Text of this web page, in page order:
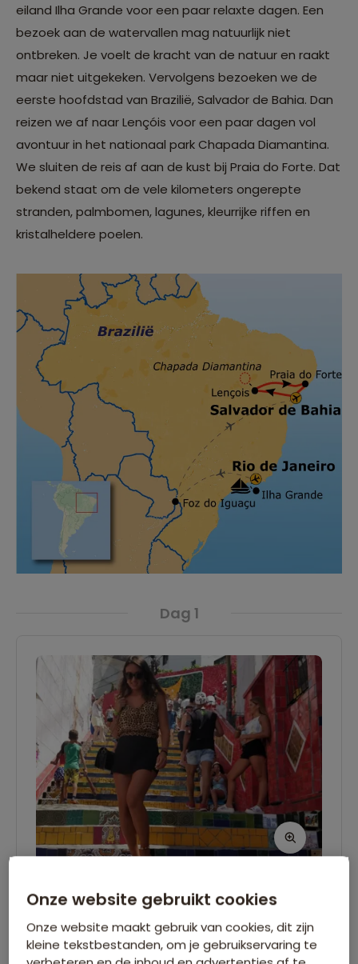
eiland Ilha Grande voor een paar relaxte dagen. Een
bezoek aan de watervallen mag natuurlijk niet
ontbreken. Je voelt de kracht van de natuur en raakt
maar niet uitgekeken. Vervolgens bezoeken we de
eerste hoofdstad van Brazilië, Salvador de Bahia. Dan
reizen we af naar Lençóis voor een paar dagen vol
avontuur in het nationaal park Chapada Diamantina.
We sluiten de reis af aan de kust bij Praia do Forte. Dat
bekend staat om de vele kilometers ongerepte
stranden, palmbomen, lagunes, kleurrijke riffen en
kristalheldere poelen.
Dag 1
Vlucht Amsterdam - Rio de
Vandaag begint de reis naar Brazilië, op naar
Onze website gebruikt cookies
Onze website maakt gebruik van cookies, dit zijn
kleine tekstbestanden, om je gebruikservaring te